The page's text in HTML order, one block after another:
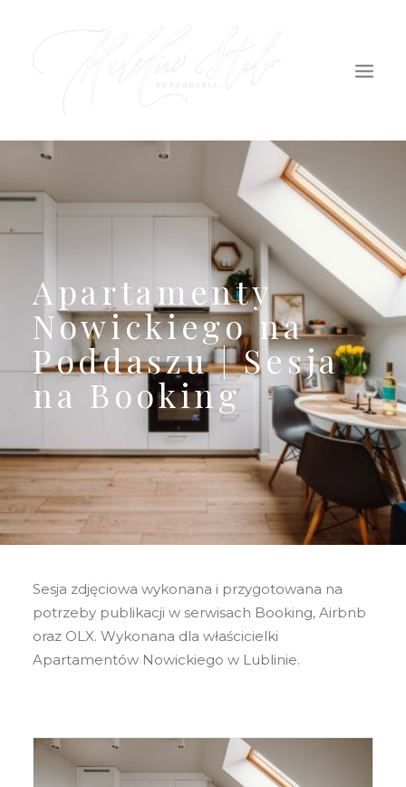
INNE
KONTAKT
Apartamenty
Nowickiego na
Poddaszu | Sesja
na Booking
Sesja zdjęciowa wykonana i przygotowana na
potrzeby publikacji w serwisach Booking, Airbnb
oraz OLX. Wykonana dla właścicielki
Apartamentów Nowickiego w Lublinie.